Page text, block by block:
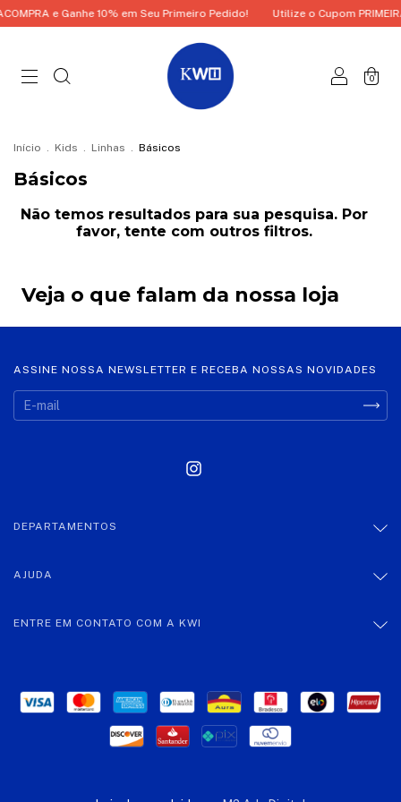
e Ganhe 10% em Seu Primeiro Pedido! Utilize o Cupom
0
Início . Kids . Linhas . Básicos
Básicos
Não temos resultados para sua pesquisa. Por
favor, tente com outros filtros.
Veja o que falam da nossa loja
ASSINE NOSSA NEWSLETTER E RECEBA NOSSAS NOVIDADES
DEPARTAMENTOS
AJUDA
ENTRE EM CONTATO COM A KWI